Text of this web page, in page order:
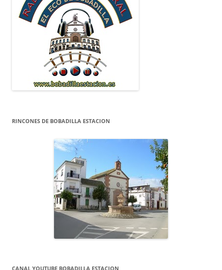
RINCONES DE BOBADILLA ESTACION
CANAL YOUTUBE BOBADILLA ESTACION